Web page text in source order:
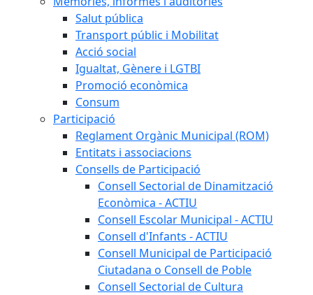
Salut pública
Transport públic i Mobilitat
Acció social
Igualtat, Gènere i LGTBI
Promoció econòmica
Consum
Participació
Reglament Orgànic Municipal (ROM)
Entitats i associacions
Consells de Participació
Consell Sectorial de Dinamització
Econòmica - ACTIU
Consell Escolar Municipal - ACTIU
Consell d'Infants - ACTIU
Consell Municipal de Participació
Ciutadana o Consell de Poble
Consell Sectorial de Cultura